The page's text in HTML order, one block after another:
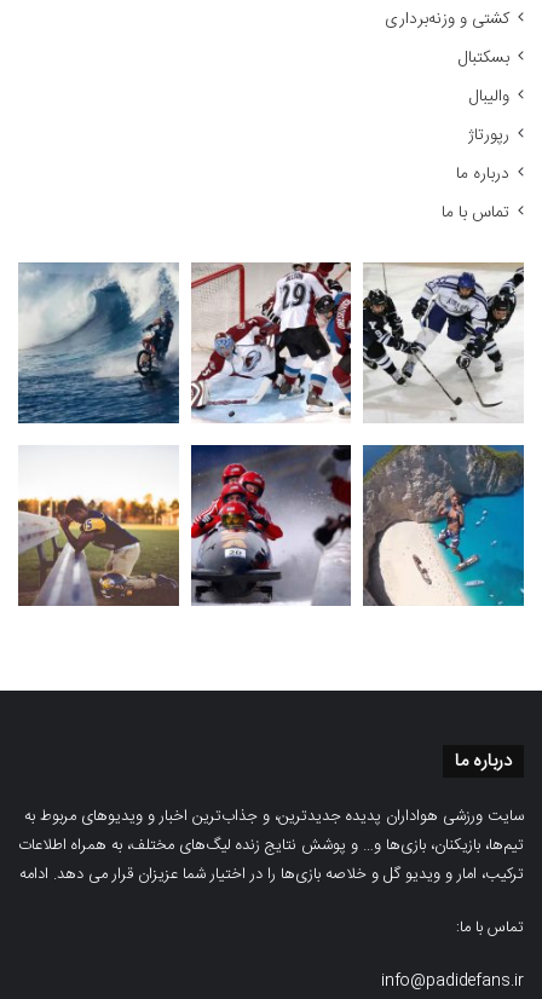
کشتی و وزنه‌برداری
بسکتبال
والیبال
رپورتاژ
درباره ما
تماس با ما
درباره ما
سایت ورزشی هواداران پدیده جدیدترین، و جذاب‌ترین اخبار و ویدیوهای مربوط به
تیم‌ها، بازیکنان، بازی‌ها و… و پوشش نتایج زنده لیگ‌های مختلف، به همراه اطلاعات
ترکیب، امار و ویدیو‌‌ گل‌ و خلاصه بازی‌ها را در اختیار شما عزیزان قرار می دهد. ادامه
تماس با ما:
info@padidefans.ir